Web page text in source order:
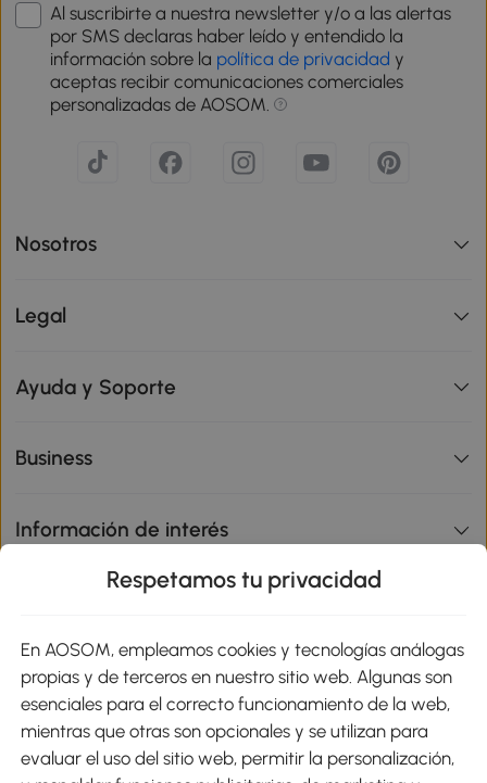
Al suscribirte a nuestra newsletter y/o a las alertas
por SMS declaras haber leído y entendido la
información sobre la política de privacidad y
aceptas recibir comunicaciones comerciales
personalizadas de AOSOM.
Nosotros
Legal
Ayuda y Soporte
Business
Información de interés
Métodos de Pago
Respetamos tu privacidad
En AOSOM, empleamos cookies y tecnologías análogas
propias y de terceros en nuestro sitio web. Algunas son
esenciales para el correcto funcionamiento de la web,
mientras que otras son opcionales y se utilizan para
evaluar el uso del sitio web, permitir la personalización,